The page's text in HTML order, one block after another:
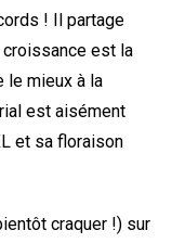
! Il partage
croissance est la
le mieux à la
est aisément
et sa floraison
craquer !) sur